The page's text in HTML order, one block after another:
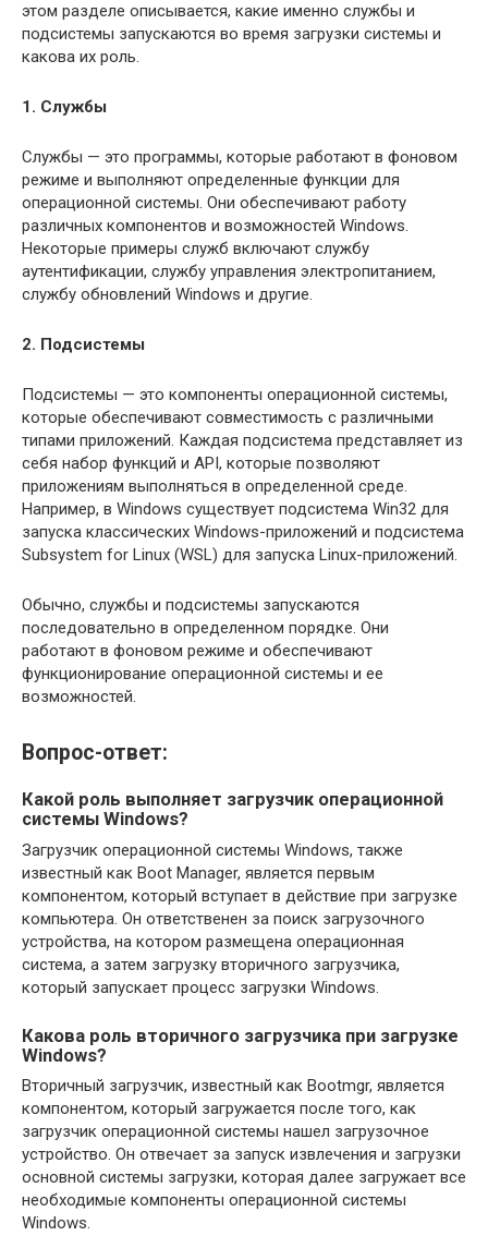
этом разделе описывается, какие именно службы и
подсистемы запускаются во время загрузки системы и
какова их роль.
1. Службы
Службы — это программы, которые работают в фоновом
режиме и выполняют определенные функции для
операционной системы. Они обеспечивают работу
различных компонентов и возможностей Windows.
Некоторые примеры служб включают службу
аутентификации, службу управления электропитанием,
службу обновлений Windows и другие.
2. Подсистемы
Подсистемы — это компоненты операционной системы,
которые обеспечивают совместимость с различными
типами приложений. Каждая подсистема представляет из
себя набор функций и API, которые позволяют
приложениям выполняться в определенной среде.
Например, в Windows существует подсистема Win32 для
запуска классических Windows-приложений и подсистема
Subsystem for Linux (WSL) для запуска Linux-приложений.
Обычно, службы и подсистемы запускаются
последовательно в определенном порядке. Они
работают в фоновом режиме и обеспечивают
функционирование операционной системы и ее
возможностей.
Вопрос-ответ:
Какой роль выполняет загрузчик операционной
системы Windows?
Загрузчик операционной системы Windows, также
известный как Boot Manager, является первым
компонентом, который вступает в действие при загрузке
компьютера. Он ответственен за поиск загрузочного
устройства, на котором размещена операционная
система, а затем загрузку вторичного загрузчика,
который запускает процесс загрузки Windows.
Какова роль вторичного загрузчика при загрузке
Windows?
Вторичный загрузчик, известный как Bootmgr, является
компонентом, который загружается после того, как
загрузчик операционной системы нашел загрузочное
устройство. Он отвечает за запуск извлечения и загрузки
основной системы загрузки, которая далее загружает все
необходимые компоненты операционной системы
Windows.